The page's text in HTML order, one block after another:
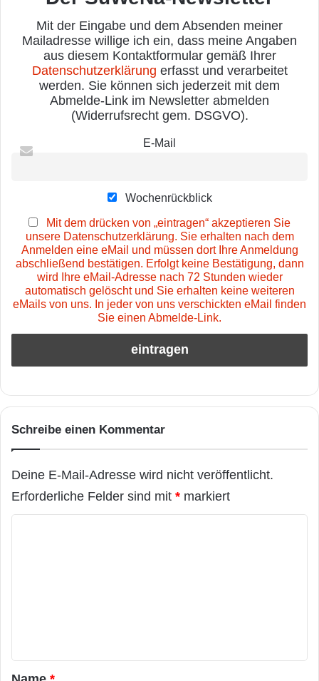
Mit der Eingabe und dem Absenden meiner
Mailadresse willige ich ein, dass meine Angaben
aus diesem Kontaktformular gemäß Ihrer
Datenschutzerklärung erfasst und verarbeitet
werden. Sie können sich jederzeit mit dem
Abmelde-Link im Newsletter abmelden
(Widerrufsrecht gem. DSGVO).
E-Mail
Wochenrückblick
Mit dem drücken von „eintragen“ akzeptieren Sie
unsere Datenschutzerklärung. Sie erhalten nach dem
Anmelden eine eMail und müssen dort Ihre Anmeldung
abschließend bestätigen. Erfolgt keine Bestätigung, dann
wird Ihre eMail-Adresse nach 72 Stunden wieder
automatisch gelöscht und Sie erhalten keine weiteren
eMails von uns. In jeder von uns verschickten eMail finden
Sie einen Abmelde-Link.
Schreibe einen Kommentar
Deine E-Mail-Adresse wird nicht veröffentlicht.
Erforderliche Felder sind mit * markiert
a